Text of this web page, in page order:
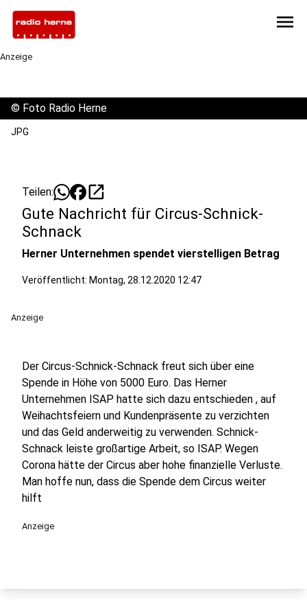
menu
Anzeige
© Foto Radio Herne
JPG
Teilen: open_in_new
Gute Nachricht für Circus-Schnick-
Schnack
Herner Unternehmen spendet vierstelligen Betrag
Veröffentlicht: Montag, 28.12.2020 12:47
Anzeige
Der Circus-Schnick-Schnack freut sich über eine
Spende in Höhe von 5000 Euro. Das Herner
Unternehmen ISAP hatte sich dazu entschieden , auf
Weihachtsfeiern und Kundenpräsente zu verzichten
und das Geld anderweitig zu verwenden. Schnick-
Schnack leiste großartige Arbeit, so ISAP. Wegen
Corona hätte der Circus aber hohe finanzielle Verluste.
Man hoffe nun, dass die Spende dem Circus weiter
hilft
Anzeige